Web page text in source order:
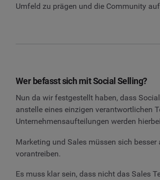
Umfeld zu prägen und die Community
Wer befasst sich mit Social Selling?
Nun da wir festgestellt haben, dass
anstelle eines einzigen verantwortlichen
Unternehmensaufteilungen werden
Marketing und Sales müssen sich
vorantreiben.
Es muss klar sein, dass nicht das Sales